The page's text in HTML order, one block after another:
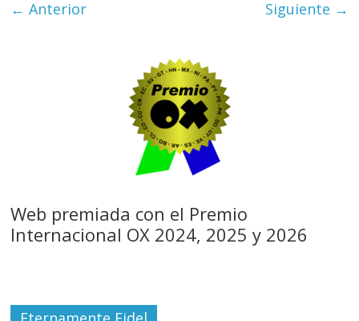
← Anterior Siguiente →
Web premiada con el Premio
Internacional OX 2024, 2025 y 2026